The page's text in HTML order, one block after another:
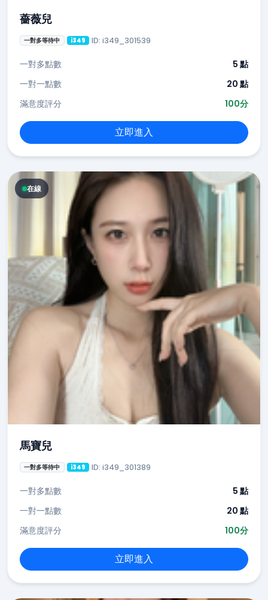
薔薇兒
一對多等待中 i349 ID: i349_301539
一對多點數
5 點
一對一點數
20 點
滿意度評分
100分
立即進入
在線
馬寶兒
一對多等待中 i349 ID: i349_301389
一對多點數
5 點
一對一點數
20 點
滿意度評分
100分
立即進入